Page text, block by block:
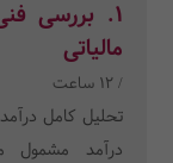
1. بررسی
مالیاتی
/ 12 ساعت
تحلیل کامل
درآمد مشمول